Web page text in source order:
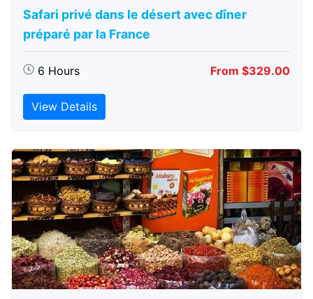
Safari privé dans le désert avec dîner
préparé par la France
6 Hours From $329.00
View Details